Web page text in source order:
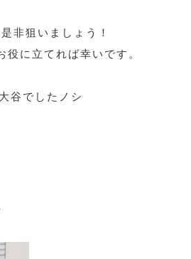
非狙いましょう！
役に立てれば幸いです。
谷でしたノシ